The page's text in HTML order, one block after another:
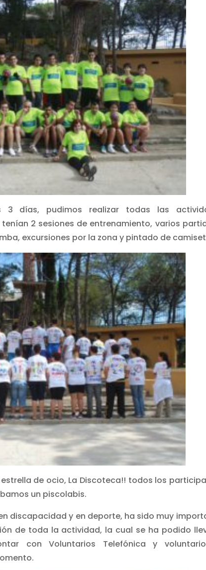
días, pudimos realizar todas las
2 sesiones de entrenamiento, varios
excursiones por la zona y pintado de
de ocio, La Discoteca!! todos los
un piscolabis.
discapacidad y en deporte, ha sido muy
de toda la actividad, la cual se ha podido
con Voluntarios Telefónica y